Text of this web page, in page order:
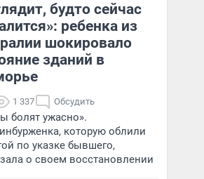
будто сейчас
ребенка из
шокировало
зданий в
1 337 Обсудить
болят ужасно».
которую облили
по указке бывшего,
о своем восстановлении